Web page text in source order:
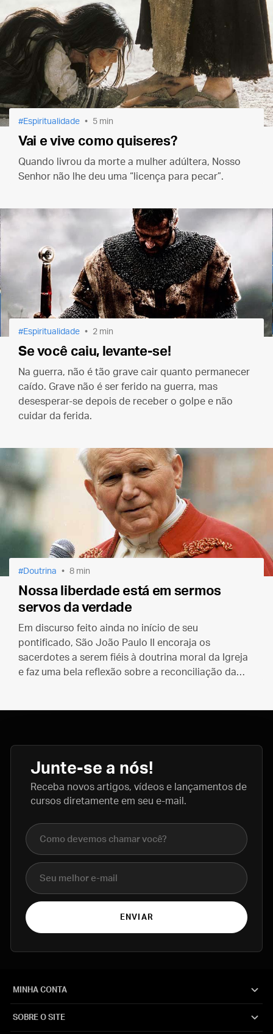
Espiritualidade 5 min
Vai e vive como quiseres?
Quando livrou da morte a mulher adúltera, Nosso
Senhor não lhe deu uma “licença para pecar”.
Espiritualidade 2 min
Se você caiu, levante-se!
Na guerra, não é tão grave cair quanto permanecer
caído. Grave não é ser ferido na guerra, mas
desesperar-se depois de receber o golpe e não
cuidar da ferida.
Doutrina 8 min
Nossa liberdade está em sermos
servos da verdade
Em discurso feito ainda no início de seu
pontificado, São João Paulo II encoraja os
sacerdotes a serem fiéis à doutrina moral da Igreja
e faz uma bela reflexão sobre a reconciliação da
Junte-se a nós!
Receba novos artigos, vídeos e lançamentos de
cursos diretamente em seu e-mail.
Nome completo
E-mail
ENVIAR
MINHA CONTA
SOBRE O SITE